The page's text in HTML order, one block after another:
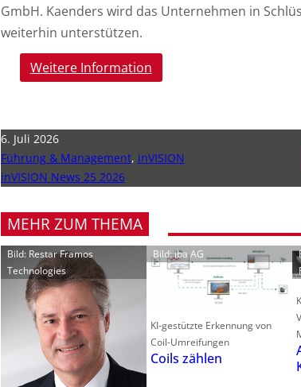
GmbH. Kaenders wird das Unternehmen in
weiterhin unterstützen.
Weitere Information
6. Juli 2026
Führung & Management, inVISION
inVISION News 25 2026
MEHR ZUM THEMA
Bild: Restar Framos
Technologies
Bild: iba AG
KI-gestützte Erkennung von
Coil-Umreifungen
Coils zählen